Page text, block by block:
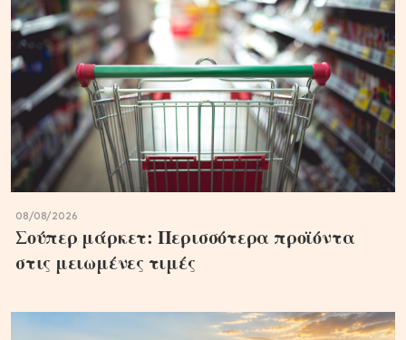
08/08/2026
Σούπερ μάρκετ: Περισσότερα προϊόντα
στις μειωμένες τιμές